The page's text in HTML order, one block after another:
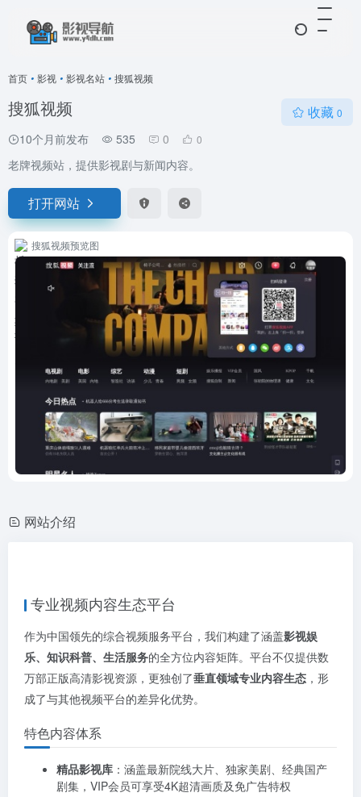
首页 • 影视 • 影视名站 • 搜狐视频
搜狐视频
10个月前发布 535 0 0
收藏 0
老牌视频站，提供影视剧与新闻内容。
打开网站
搜狐视频预览图
网站介绍
专业视频内容生态平台
作为中国领先的综合视频服务平台，我们构建了涵盖影视娱
乐、知识科普、生活服务的全方位内容矩阵。平台不仅提供数
万部正版高清影视资源，更独创了垂直领域专业内容生态 ，形
成了与其他视频平台的差异化优势。
特色内容体系
精品影视库 ：涵盖最新院线大片、独家美剧、经典国产
剧集，VIP会员可享受4K超清画质及免广告特权